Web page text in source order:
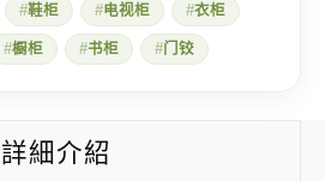
鞋柜 电视柜 衣柜
橱柜 书柜 门铰
詳細介紹